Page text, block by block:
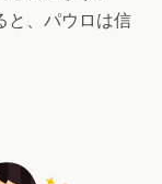
と、パウロは信